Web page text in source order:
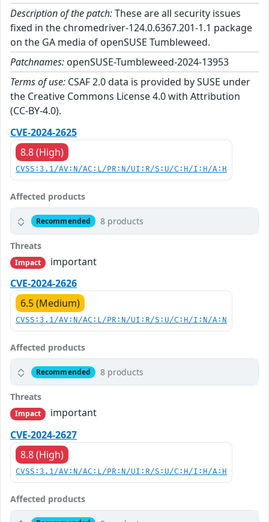
Description of the patch:These are all security issues
fixed in the chromedriver-124.0.6367.201-1.1 package
on the GA media of openSUSE Tumbleweed.
Patchnames: openSUSE-Tumbleweed-2024-13953
Terms of use: CSAF 2.0 data is provided by SUSE under
the Creative Commons License 4.0 with Attribution
(CC-BY-4.0).
CVE-2024-2625
8.8 (High)
CVSS:3.1/AV:N/AC:L/PR:N/UI:R/S:U/C:H/I:H/A:H
Affected products
Recommended 8 products
Threats
Impact
important
CVE-2024-2626
6.5 (Medium)
CVSS:3.1/AV:N/AC:L/PR:N/UI:R/S:U/C:H/I:N/A:N
Affected products
Recommended 8 products
Threats
Impact
important
CVE-2024-2627
8.8 (High)
CVSS:3.1/AV:N/AC:L/PR:N/UI:R/S:U/C:H/I:H/A:H
Affected products